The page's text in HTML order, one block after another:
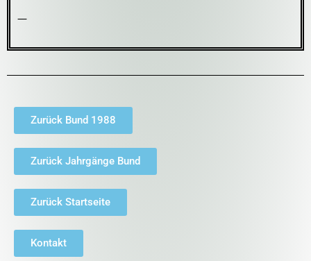
—
Zurück Bund 1988
Zurück Jahrgänge Bund
Zurück Startseite
Kontakt